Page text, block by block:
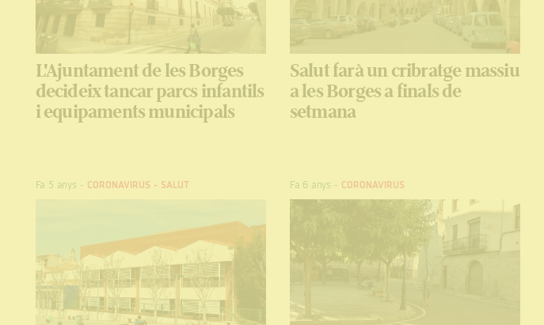
L'Ajuntament de les Borges
decideix tancar parcs infantils
i equipaments municipals
Salut farà un cribratge massiu
a les Borges a finals de
setmana
Fa 5 anys - CORONAVIRUS - SALUT Fa 6 anys - CORONAVIRUS